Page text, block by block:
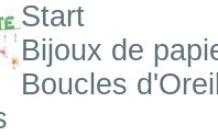
Start
Bijoux de
Boucles